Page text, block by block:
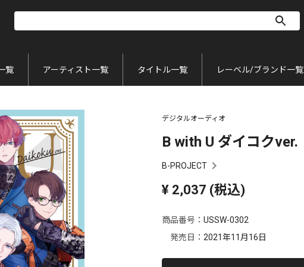
覧 アーティスト一覧 タイトル一覧 レーベル/ブランド一覧
デジタルオーディオ
B with U ダイコクver.
B-PROJECT
¥ 2,037 (税込)
商品番号： USSW-0302
発売日： 2021年11月16日